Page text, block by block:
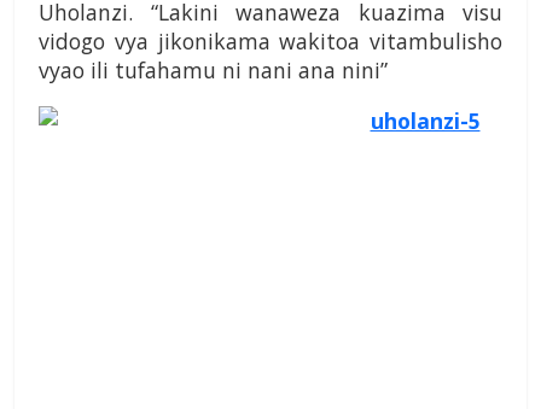
Uholanzi. “Lakini wanaweza kuazima visu
vidogo vya jikonikama wakitoa vitambulisho
vyao ili tufahamu ni nani ana nini”